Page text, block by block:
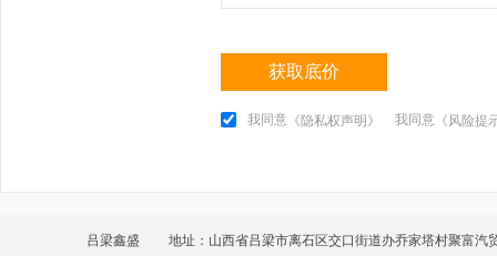
获取底价
我同意 《隐私权声明》 我同意 《风险提
吕梁鑫盛 地址：山西省吕梁市离石区交口街道办乔家塔村聚富汽